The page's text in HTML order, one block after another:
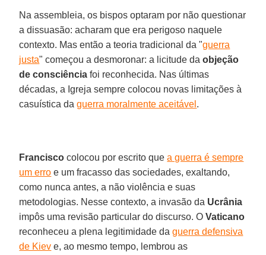
Na assembleia, os bispos optaram por não questionar
a dissuasão: acharam que era perigoso naquele
contexto. Mas então a teoria tradicional da "guerra
justa" começou a desmoronar: a licitude daobjeção
de consciência foi reconhecida. Nas últimas
décadas, a Igreja sempre colocou novas limitações à
casuística daguerra moralmente aceitável .
Francisco colocou por escrito quea guerra é sempre
um erro e um fracasso das sociedades, exaltando,
como nunca antes, a não violência e suas
metodologias. Nesse contexto, a invasão da Ucrânia
impôs uma revisão particular do discurso. OVaticano
reconheceu a plena legitimidade daguerra defensiva
de Kiev e, ao mesmo tempo, lembrou as